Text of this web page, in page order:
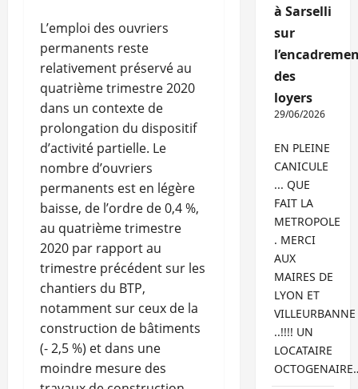
L’emploi des ouvriers
permanents reste
relativement préservé au
quatrième trimestre 2020
dans un contexte de
prolongation du dispositif
d’activité partielle. Le
nombre d’ouvriers
permanents est en légère
baisse, de l’ordre de 0,4 %,
au quatrième trimestre
2020 par rapport au
trimestre précédent sur les
chantiers du BTP,
notamment sur ceux de la
construction de bâtiments
(- 2,5 %) et dans une
moindre mesure des
à Sarselli
sur
des
loyers
29/06/2026
EN PLEINE
CANICULE
... QUE
FAIT LA
METROPOLE
. MERCI
AUX
MAIRES DE
LYON ET
VILLEURBANNE
..!!!! UN
LOCATAIRE